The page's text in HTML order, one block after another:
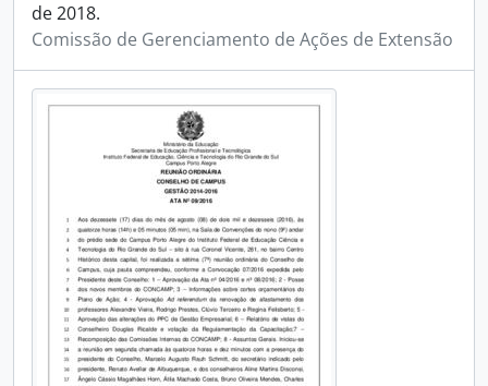
de 2018.
Comissão de Gerenciamento de Ações de Extensão